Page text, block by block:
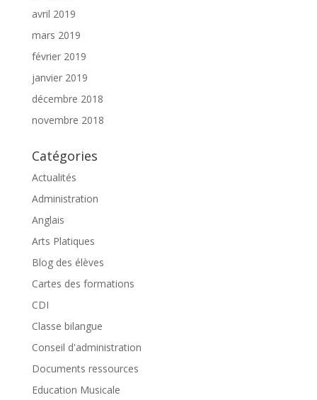
avril 2019
mars 2019
février 2019
janvier 2019
décembre 2018
novembre 2018
Catégories
Actualités
Administration
Anglais
Arts Platiques
Blog des élèves
Cartes des formations
CDI
Classe bilangue
Conseil d'administration
Documents ressources
Education Musicale